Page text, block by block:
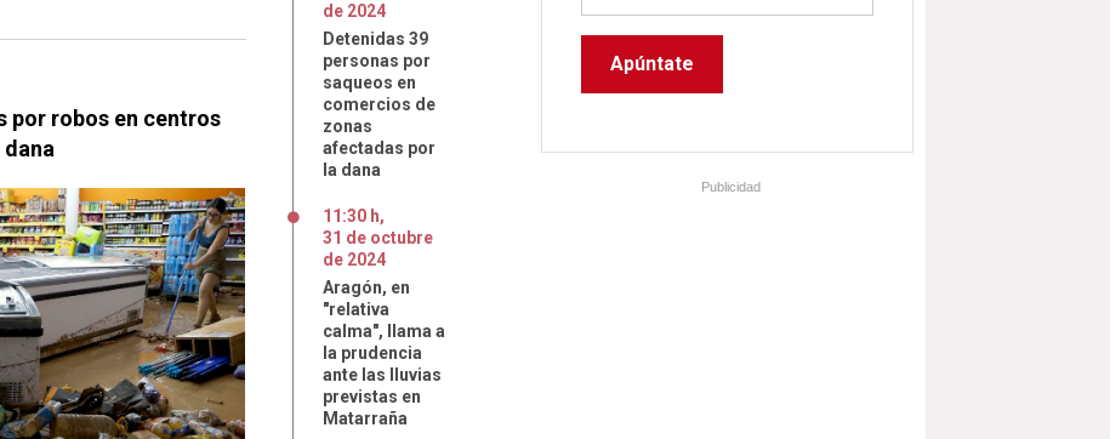
por robos en centros
de 2024
Detenidas 39
personas por
saqueos en
comercios de
zonas
afectadas por
la dana
11:30 h,
31 de octubre
de 2024
Aragón, en
"relativa
calma", llama a
la prudencia
ante las lluvias
previstas en
Matarraña
Publicidad